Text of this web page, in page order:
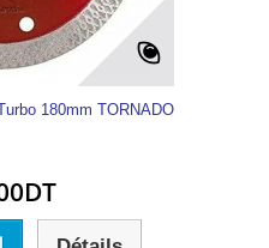
180mm TORNADO